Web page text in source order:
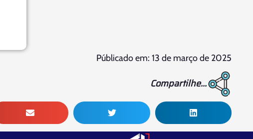
Públicado em: 13 de março de 2025
Compartilhe...